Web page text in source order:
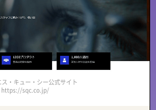
ス・キュー・シー公式サイト
https://sqc.co.jp/